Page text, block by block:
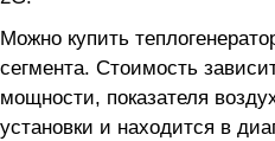
Можно купить
сегмента. Стоимость
мощности, показателя
установки и находится в